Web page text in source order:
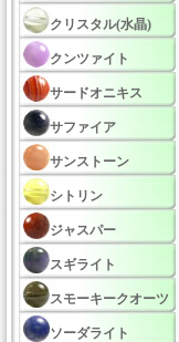
クリスタル(水晶)
クンツァイト
サードオニキス
サファイア
サンストーン
シトリン
ジャスパー
スギライト
スモーキークオーツ
ソーダライト